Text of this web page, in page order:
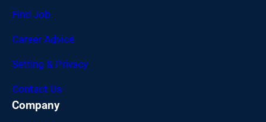
Find Job
Career Advice
Setting & Privacy
Contact Us
Company